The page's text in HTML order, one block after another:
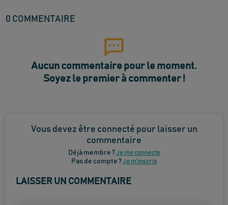
0 COMMENTAIRE
Aucun commentaire pour le moment.
Soyez le premier à commenter !
Vous devez être connecté pour laisser un
commentaire
Déjà membre ?Je me connecte
Pas de compte ?Je m’inscris
LAISSER UN COMMENTAIRE